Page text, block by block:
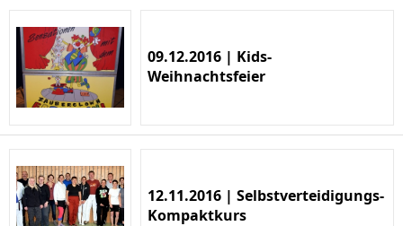
09.12.2016 | Kids-
Weihnachtsfeier
12.11.2016 | Selbstverteidigungs-
Kompaktkurs